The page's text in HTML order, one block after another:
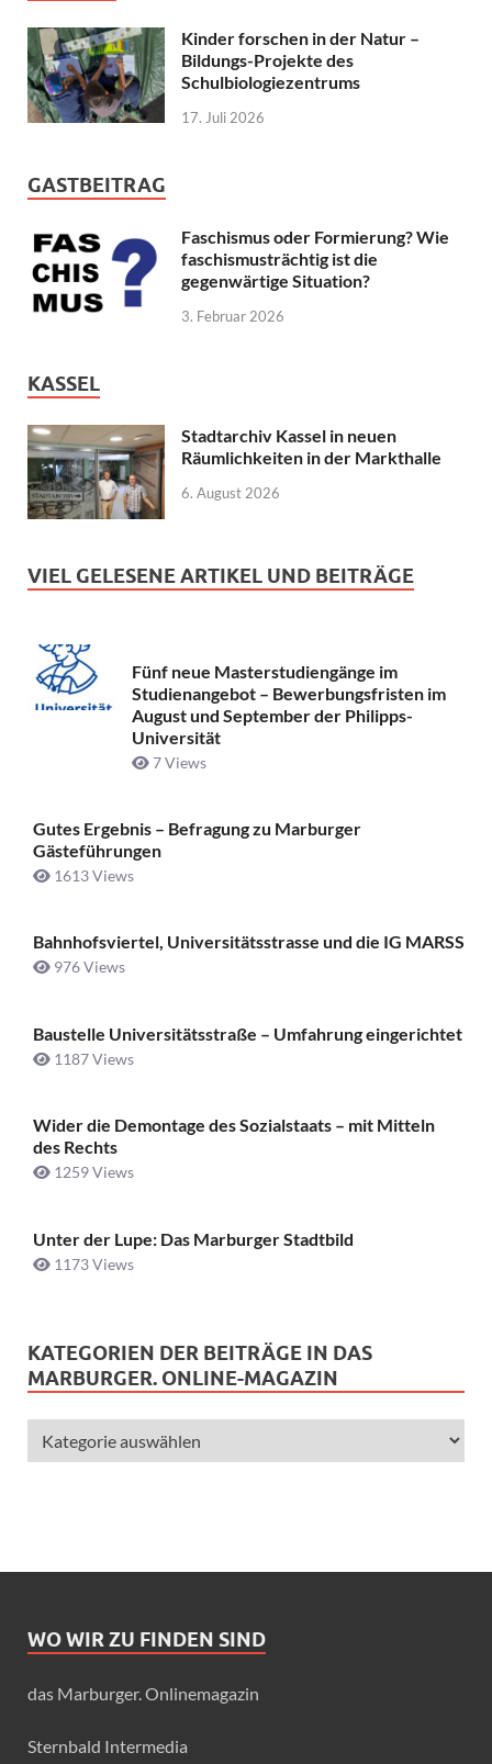
Kinder forschen in der Natur –
Bildungs-Projekte des
Schulbiologiezentrums
17. Juli 2026
GASTBEITRAG
Faschismus oder Formierung? Wie
faschismusträchtig ist die
gegenwärtige Situation?
3. Februar 2026
KASSEL
Stadtarchiv Kassel in neuen
Räumlichkeiten in der Markthalle
6. August 2026
VIEL GELESENE ARTIKEL UND BEITRÄGE
Fünf neue Masterstudiengänge im
Studienangebot – Bewerbungsfristen im
August und September der Philipps-
Universität
7 Views
Gutes Ergebnis – Befragung zu Marburger
Gästeführungen
1613 Views
Bahnhofsviertel, Universitätsstrasse und die IG MARSS
976 Views
Baustelle Universitätsstraße ­– Umfahrung eingerichtet
1187 Views
Wider die Demontage des Sozialstaats – mit Mitteln
des Rechts
1259 Views
Unter der Lupe: Das Marburger Stadtbild
1173 Views
KATEGORIEN DER BEITRÄGE IN DAS
MARBURGER. ONLINE-MAGAZIN
WO WIR ZU FINDEN SIND
das Marburger. Onlinemagazin
Sternbald Intermedia